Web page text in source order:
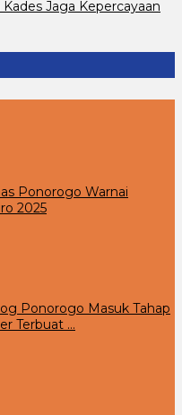
Jaga Kepercayaan
Ponorogo Warnai
2025
Ponorogo Masuk Tahap
Terbuat …